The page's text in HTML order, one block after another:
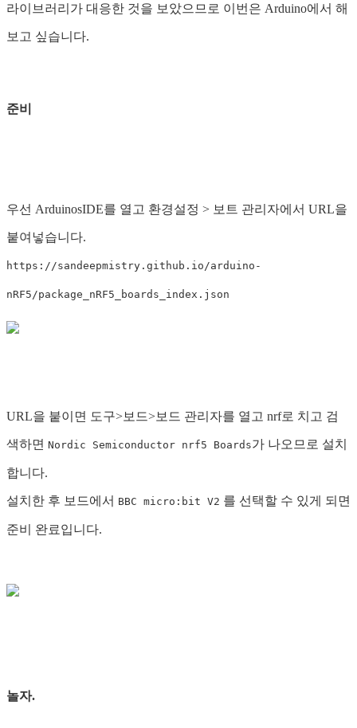
라이브러리가 대응한 것을 보았으므로 이번은 Arduino에서 해
보고 싶습니다.
준비
우선 ArduinosIDE를 열고 환경설정 > 보트 관리자에서 URL을
붙여넣습니다.
https://sandeepmistry.github.io/arduino-
nRF5/package_nRF5_boards_index.json
URL을 붙이면 도구>보드>보드 관리자를 열고 nrf로 치고 검
색하면 Nordic Semiconductor nrf5 Boards가 나오므로 설치
합니다.
설치한 후 보드에서 BBC micro:bit V2 를 선택할 수 있게 되면
준비 완료입니다.
놀자.